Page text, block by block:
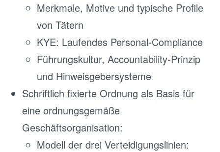
Merkmale, Motive und typische Profile
von Tätern
KYE: Laufendes Personal-Compliance
Führungskultur, Accountability-Prinzip
und Hinweisgebersysteme
Schriftlich fixierte Ordnung als Basis für
eine ordnungsgemäße
Geschäftsorganisation:
Modell der drei Verteidigungslinien: